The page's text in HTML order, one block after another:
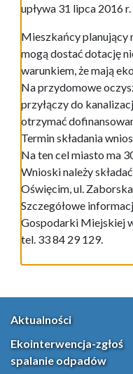
upływa 31 lipca 2016 r.
Mieszkańcy planujący
mogą dostać dotację
warunkiem, że mają
Na przydomowe
przyłączy do
otrzymać
Termin składania
Na ten cel miasto ma
Wnioski należy
Oświęcim, ul.
Szczegółowe
Gospodarki Miejskiej
tel. 33 84 29 129.
Aktualności
Ekointerwencja-zgłoś
spalanie odpadów